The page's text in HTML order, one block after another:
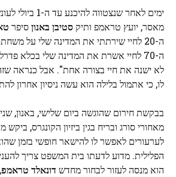
ימים לאחר
מאסר, יועץ טראמפ ותיק סטיבן באנוןסיפר
ה-20 לחיי שירתתי את המדינה שלי על
ה-70 לחיי אשרת את המדינה שלי בכלא
לא ישנה את חיי בצורה אחת". אבל כנראה
לו, כי אתמול בלילה הוא עשה ניסיון אחרון
בבקשת חירום שהוגשה ביום שלישי, באנון,
מאחורי סורג ובריח בגין ביזיון הקונגרס,
לערעורים לאפשר לו להישאר חופשי בזמן
הפלילית. מדוע לדעתו בית המשפט צריך
הוא מנסה לעזור לבחור מחדש דונאלד טראמפ,